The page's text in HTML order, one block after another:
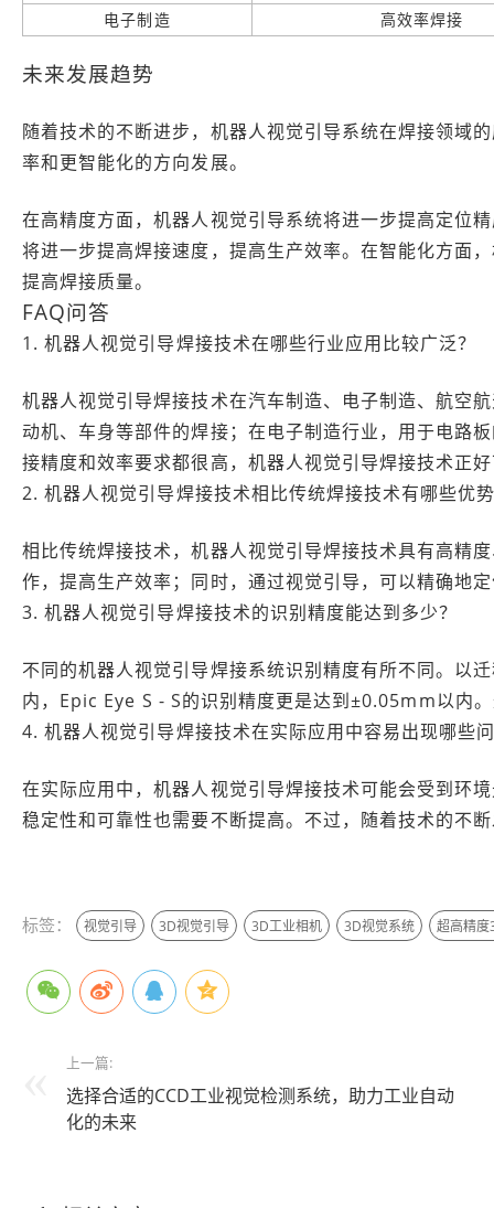
电子制造
高效率焊接
未来发展趋势
随着技术的不断进步，机器人视觉引导系统在焊接领域
率和更智能化的方向发展。
在高精度方面，机器人视觉引导系统将进一步提高定位
将进一步提高焊接速度，提高生产效率。在智能化方面
提高焊接质量。
FAQ问答
1. 机器人视觉引导焊接技术在哪些行业应用比较广泛？
机器人视觉引导焊接技术在汽车制造、电子制造、航空
动机、车身等部件的焊接；在电子制造行业，用于电路
接精度和效率要求都很高，机器人视觉引导焊接技术正
2. 机器人视觉引导焊接技术相比传统焊接技术有哪些优
相比传统焊接技术，机器人视觉引导焊接技术具有高精
作，提高生产效率；同时，通过视觉引导，可以精确地
3. 机器人视觉引导焊接技术的识别精度能达到多少？
不同的机器人视觉引导焊接系统识别精度有所不同。
内，Epic Eye S - S的识别精度更是达到±0.05mm以内
4. 机器人视觉引导焊接技术在实际应用中容易出现哪些
在实际应用中，机器人视觉引导焊接技术可能会受到环
稳定性和可靠性也需要不断提高。不过，随着技术的不
标签： 视觉引导 3D视觉引导 3D工业相机 3D视觉系统 超高精度
上一篇:
选择合适的CCD工业视觉检测系统，助力工业自动
化的未来